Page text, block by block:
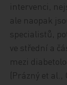
intervenci,
ale naopak
specialistů,
ve střední a
mezi
(Prázný et al.,